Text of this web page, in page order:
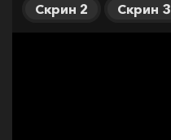
Скрин 2
Скрин 3